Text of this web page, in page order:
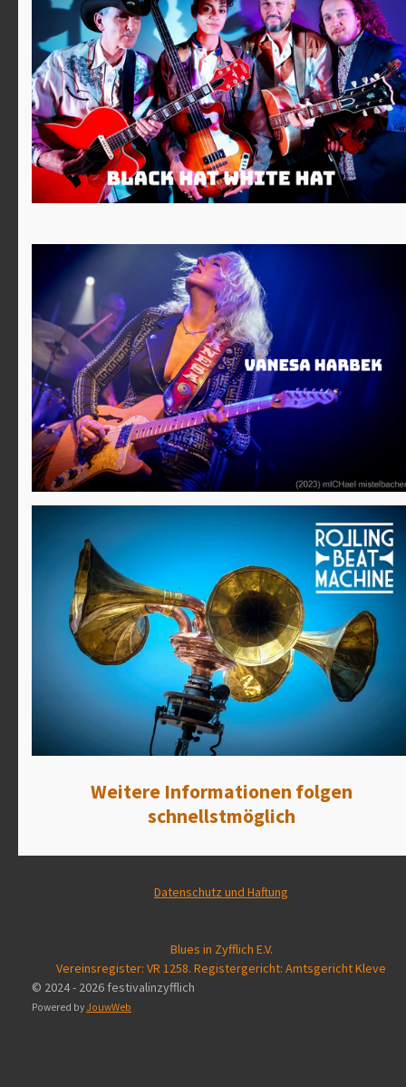
Weitere Informationen folgen
schnellstmöglich
Datenschutz und Haftung
Blues in Zyfflich E.V.
Vereinsregister: VR 1258. Registergericht: Amtsgericht Kleve
© 2024 - 2026 festivalinzyfflich
Powered by JouwWeb